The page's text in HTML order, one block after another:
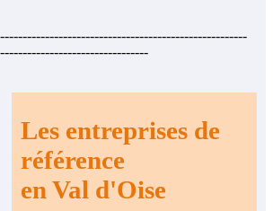
Les entreprises de
référence
en Val d'Oise